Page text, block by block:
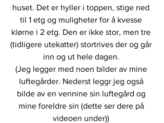
huset. Det er hyller i toppen, stige ned
til 1 etg og muligheter for å kvesse
klørne i 2 etg. Den er ikke stor, men tre
(tidligere utekatter) stortrives der og går
inn og ut hele dagen.
(Jeg legger med noen bilder av mine
luftegårder. Nederst leggr jeg også
bilde av en vennine sin luftegård og
mine foreldre sin (dette ser dere på
videoen under))